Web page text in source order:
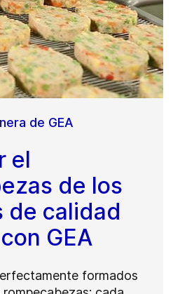
de GEA
el
de los
de calidad
GEA
formados